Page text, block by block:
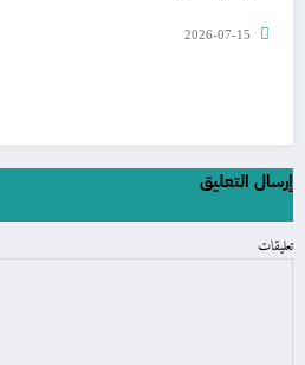
2026-07-15
إرسال التعليق
تعليقات